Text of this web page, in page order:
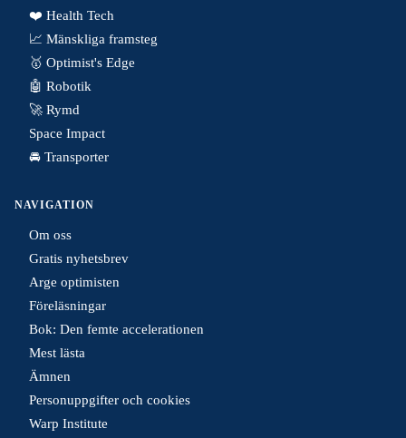
❤️ Health Tech
📈 Mänskliga framsteg
🥇 Optimist's Edge
🤖 Robotik
🚀 Rymd
Space Impact
🚘 Transporter
NAVIGATION
Om oss
Gratis nyhetsbrev
Arge optimisten
Föreläsningar
Bok: Den femte accelerationen
Mest lästa
Ämnen
Personuppgifter och cookies
Warp Institute